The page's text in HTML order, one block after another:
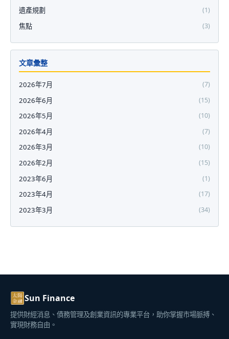
遺產規劃 (1)
焦點 (3)
文章彙整
2026年7月 (7)
2026年6月 (15)
2026年5月 (10)
2026年4月 (7)
2026年3月 (10)
2026年2月 (15)
2023年6月 (1)
2023年4月 (17)
2023年3月 (34)
Sun Finance
提供財經消息、債務管理及創業資訊的專業平台，助你掌握市場脈搏、
實現財務自由。